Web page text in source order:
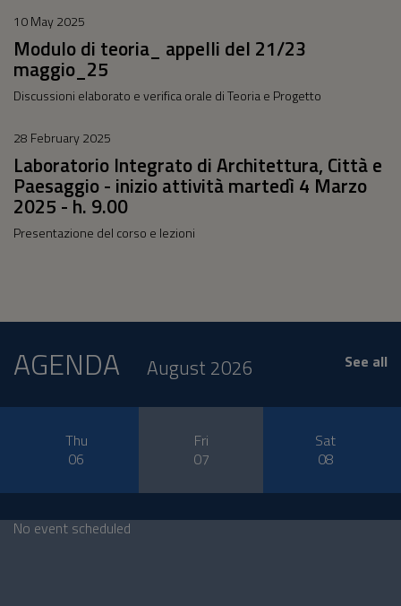
10 May 2025
Modulo di teoria_ appelli del 21/23
maggio_25
Discussioni elaborato e verifica orale di Teoria e Progetto
28 February 2025
Laboratorio Integrato di Architettura, Città e
Paesaggio - inizio attività martedì 4 Marzo
2025 - h. 9.00
Presentazione del corso e lezioni
AGENDA August 2026 See all
Thu
06
Fri
07
Sat
08
No event scheduled